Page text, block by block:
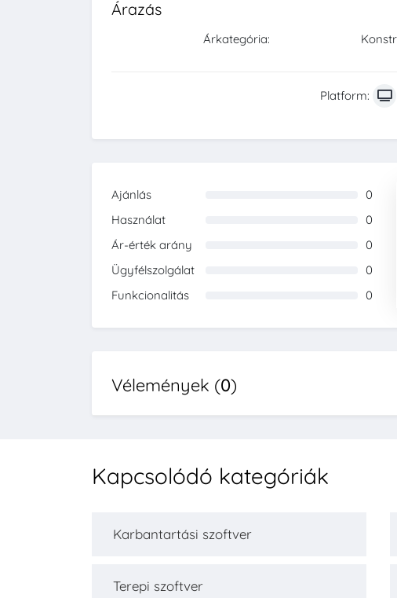
Árazás
Árkategória:
Platform:
Ajánlás
0
Használat
0
Ár-érték arány
0
Ügyfélszolgálat
0
Funkcionalitás
0
Vélemények (0)
Kapcsolódó kategóriák
Karbantartási szoftver
Terepi szoftver